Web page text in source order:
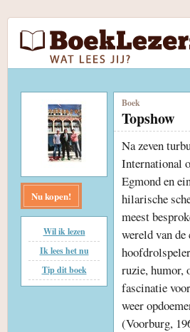
Nu kopen!
Wil ik lezen
Ik lees het nu
Tip dit boek
Boek
Topshow
Na zeven
International
Egmond en
hilarische
meest
wereld van
ruzie, humor,
fascinatie
weer
(Voorburg,